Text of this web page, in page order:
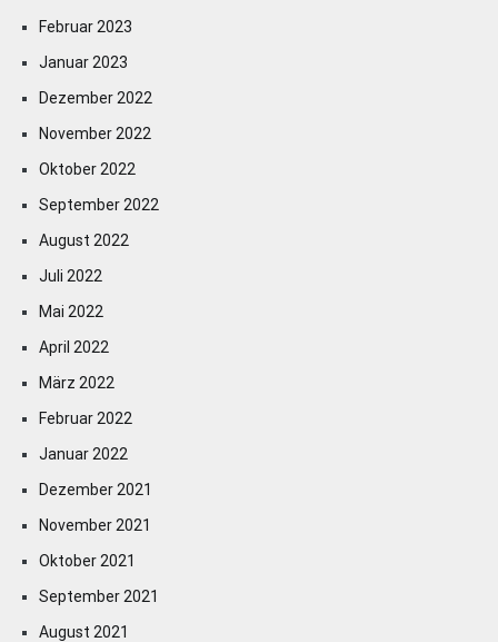
Februar 2023
Januar 2023
Dezember 2022
November 2022
Oktober 2022
September 2022
August 2022
Juli 2022
Mai 2022
April 2022
März 2022
Februar 2022
Januar 2022
Dezember 2021
November 2021
Oktober 2021
September 2021
August 2021